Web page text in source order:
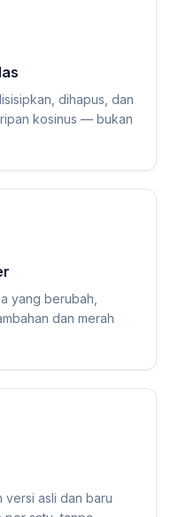
dihapus, dan
kosinus — bukan
yang berubah,
dan merah
versi asli dan baru